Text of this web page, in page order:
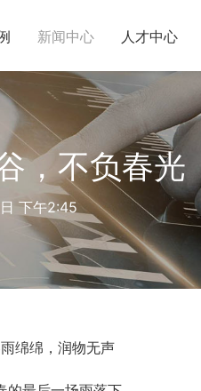
新闻中心 人才中心
，不负春光
下午2:45
绵绵，润物无声